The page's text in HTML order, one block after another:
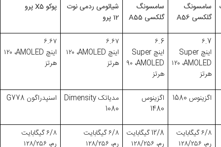
سامسونگ
گلکسی A56
سامسونگ
گلکسی A55
شیائومی ردمی نوت
12 پرو
پوکو X5پرو
۶.7
اینچ Super
AMOLED، ۱۲۰
هرتز
۶.6
اینچ Super
AMOLED، ۹۰
هرتز
۶.۶۷
اینچ AMOLED، ۱۲۰
هرتز
۶.۶۷
اینچ AMOLED، ۱۲۰
هرتز
اگزینوس 1580
اگزینوس
1480
مدیاتکDimensity
1080
اسنپدراگون 778 G
۶/۸گیگابایت
رم، ۱۲۸/۲۵۶
12/8گیگابایت
رم، ۱۲۸/۲۵۶
۶/۸گیگابایت
رم، ۱۲۸/۲۵۶
۶/۸گیگابایت
رم، ۱۲۸/۲۵۶